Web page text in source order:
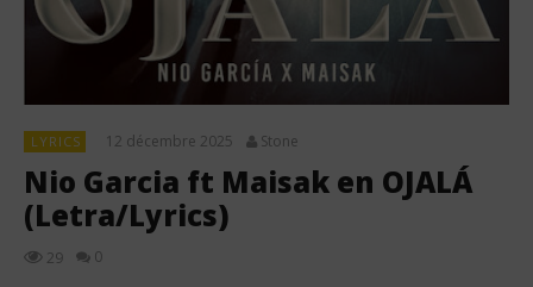
LYRICS 12 décembre 2025 Stone
Nio Garcia ft Maisak en OJALÁ
(Letra/Lyrics)
29 0